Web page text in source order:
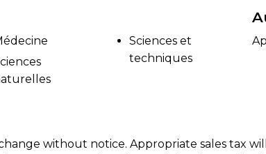
Sciences et
techniques
without notice. Appropriate sales tax